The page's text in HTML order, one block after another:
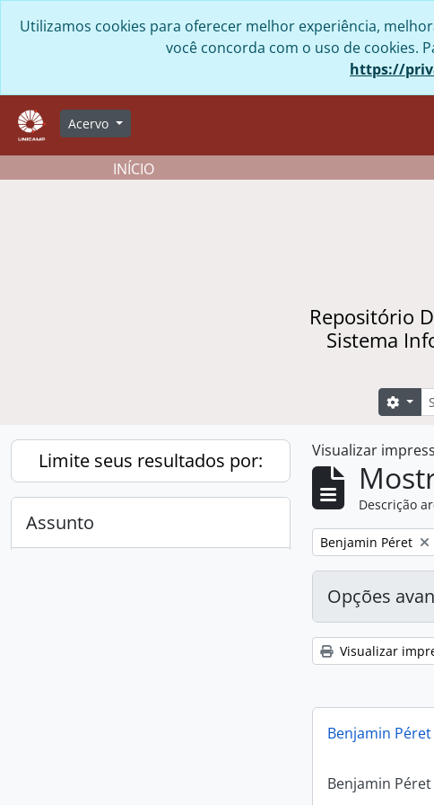
Utilizamos cookies para oferecer melhor experiência,
você concorda com o uso de cookies.
https://
Acervo
INÍCIO
Repositório
Sistema
Limite seus resultados por:
Assunto
Visualizar
Descrição
Remover filtro:
Benjamin Péret
Opções
Visualizar
Benjamin Péret
Benjamin Péret